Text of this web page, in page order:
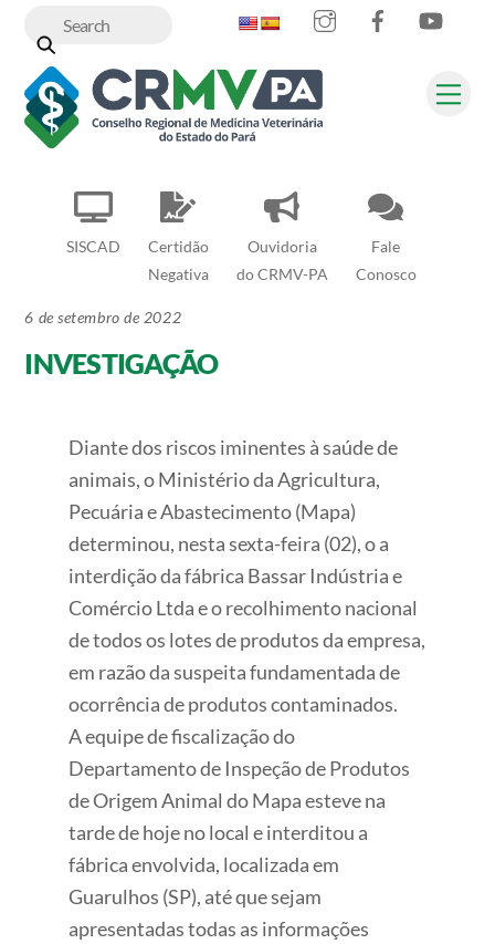
content
SISCAD
Certidão
Negativa
Ouvidoria
do CRMV-PA
Fale
Conosco
InstagramFacebook
6 de setembro de 2022
INVESTIGAÇÃO
Diante dos riscos iminentes à saúde de
animais, o Ministério da Agricultura,
Pecuária e Abastecimento (Mapa)
determinou, nesta sexta-feira (02), o a
interdição da fábrica Bassar Indústria e
Comércio Ltda e o recolhimento nacional
de todos os lotes de produtos da empresa,
em razão da suspeita fundamentada de
ocorrência de produtos contaminados.
A equipe de fiscalização do
Departamento de Inspeção de Produtos
de Origem Animal do Mapa esteve na
tarde de hoje no local e interditou a
fábrica envolvida, localizada em
Guarulhos (SP), até que sejam
apresentadas todas as informações